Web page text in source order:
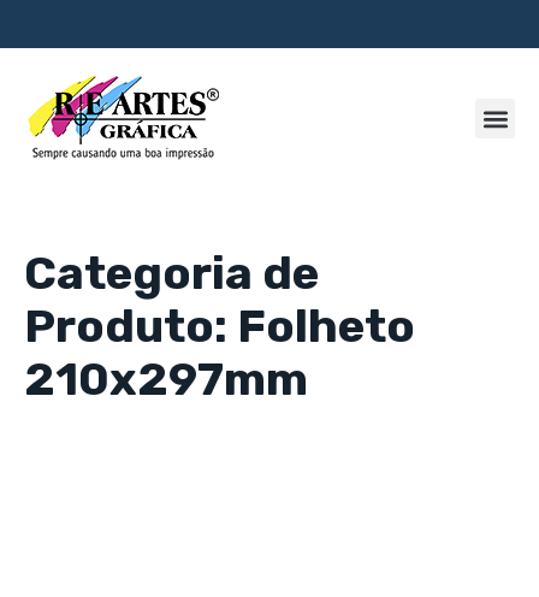
Categoria de
Produto: Folheto
210x297mm